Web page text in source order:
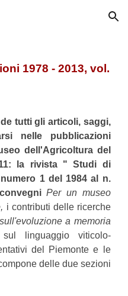
Skip to navigation
1978 - 2013, vol.
tutti gli articoli, saggi,
nelle pubblicazioni
dell'Agricoltura del
la rivista " Studi di
1 del 1984 al n.
Per un museo
i contributi delle ricerche
a memoria
linguaggio viticolo-
del Piemonte e le
delle due sezioni